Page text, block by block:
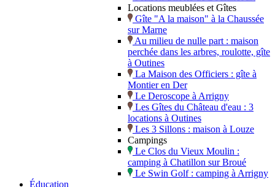
Locations meublées et Gîtes
Gîte "A la maison" à la Chaussée
sur Marne
Au milieu de nulle part : maison
perchée dans les arbres, roulotte, gîte
à Outines
La Maison des Officiers : gîte à
Montier en Der
Le Deroscope à Arrigny
Les Gîtes du Château d'eau : 3
locations à Outines
Les 3 Sillons : maison à Louze
Campings
Le Clos du Vieux Moulin :
camping à Chatillon sur Broué
Le Swin Golf : camping à Arrigny
Éducation